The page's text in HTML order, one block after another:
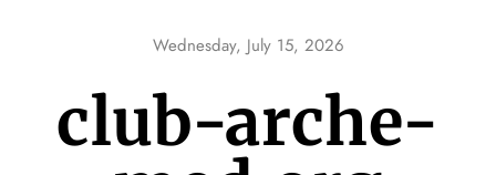
Wednesday, July 15, 2026
club-arche-